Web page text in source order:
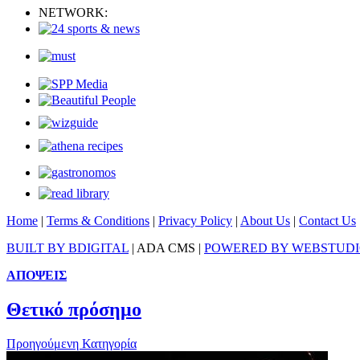
NETWORK:
Home | Terms & Conditions | Privacy Policy | About Us | Contact Us
BUILT BY BDIGITAL | ADA CMS | POWERED BY
ΑΠΟΨΕΙΣ
Θετικό πρόσημο
Προηγούμενη Κατηγορία